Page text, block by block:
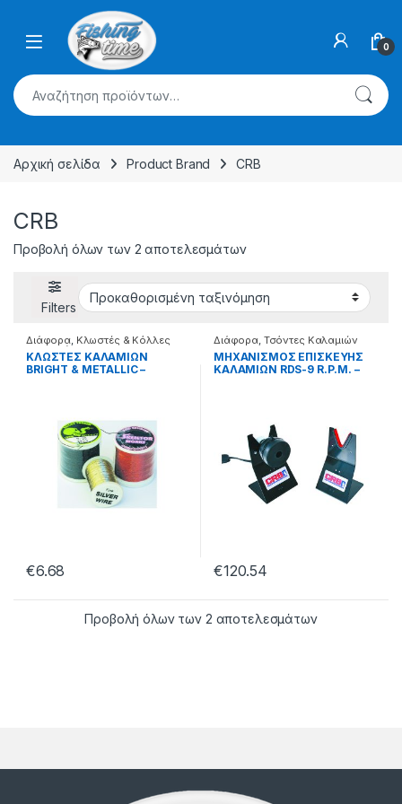
Skip to navigation
0
Αναζήτηση για:
Αρχική σελίδα Product Brand CRB
CRB
Προβολή όλων των 2 αποτελεσμάτων
Filters
Διάφορα, Κλωστές & Κόλλες
Επισκευής
ΚΛΩΣΤΕΣ ΚΑΛΑΜΙΩΝ
BRIGHT & METALLIC –
€6.68
Διάφορα, Τσόντες Καλαμιών
ΜΗΧΑΝΙΣΜΟΣ ΕΠΙΣΚΕΥΗΣ
ΚΑΛΑΜΙΩΝ RDS-9 R.P.M. –
€120.54
Προβολή όλων των 2 αποτελεσμάτων